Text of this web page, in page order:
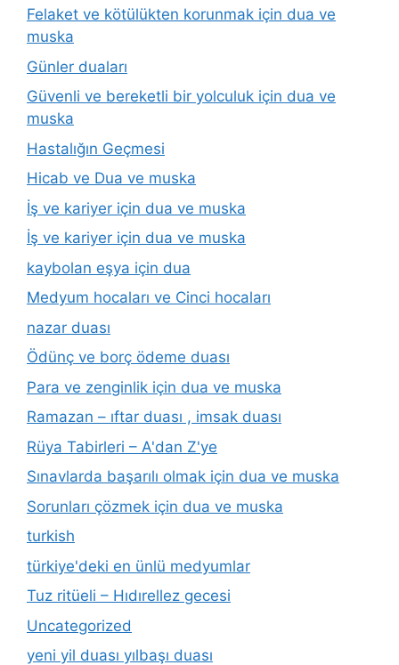
Felaket ve kötülükten korunmak için dua ve
muska
Günler duaları
Güvenli ve bereketli bir yolculuk için dua ve
muska
Hastalığın Geçmesi
Hicab ve Dua ve muska
İş ve kariyer için dua ve muska
İş ve kariyer için dua ve muska
kaybolan eşya için dua
Medyum hocaları ve Cinci hocaları
nazar duası
Ödünç ve borç ödeme duası
Para ve zenginlik için dua ve muska
Ramazan – ıftar duası , imsak duası
Rüya Tabirleri – A'dan Z'ye
Sınavlarda başarılı olmak için dua ve muska
Sorunları çözmek için dua ve muska
turkish
türkiye'deki en ünlü medyumlar
Tuz ritüeli – Hıdırellez gecesi
Uncategorized
yeni yil duası yılbaşı duası